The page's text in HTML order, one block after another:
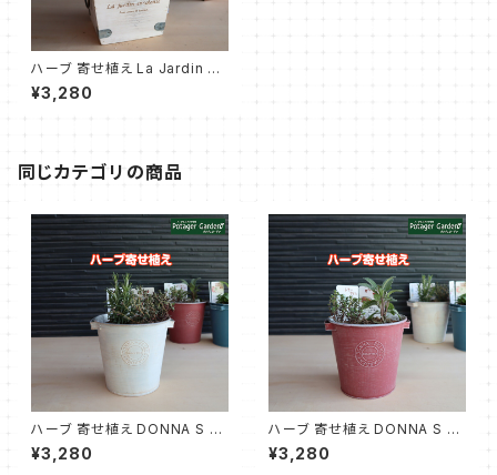
ハーブ 寄せ植え La Jardin 白
苗 2個
¥3,280
同じカテゴリの商品
ハーブ 寄せ植え DONNA S 白
苗2個
¥3,280
ハーブ 寄せ植え DONNA S 赤
苗2個
¥3,280